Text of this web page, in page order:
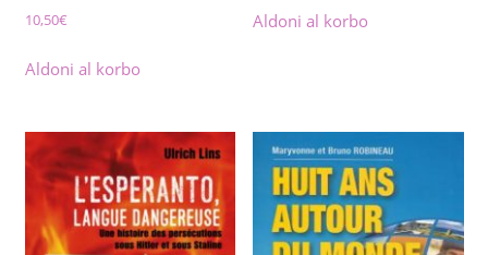
10,50€
Aldoni al korbo
Aldoni al korbo